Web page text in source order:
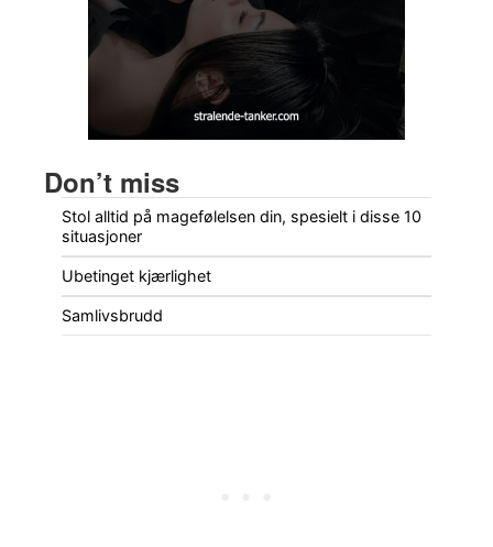
Don’t miss
Stol alltid på magefølelsen din, spesielt i disse 10
situasjoner
Ubetinget kjærlighet
Samlivsbrudd